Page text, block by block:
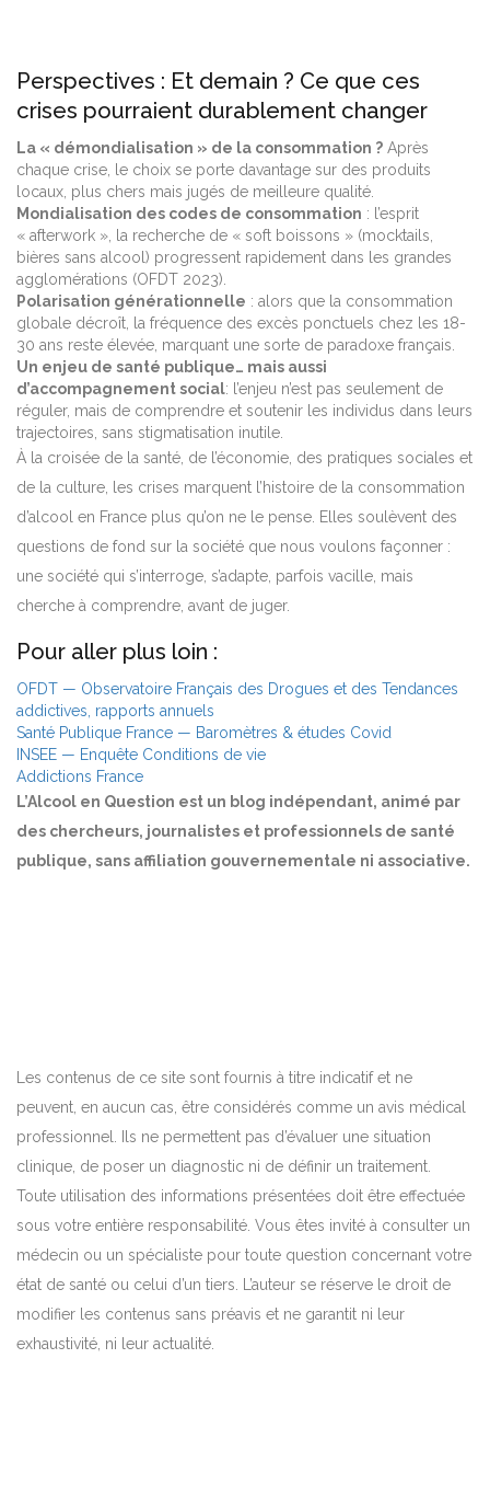
Perspectives : Et demain ? Ce que ces
crises pourraient durablement changer
La « démondialisation » de la consommation ? Après
chaque crise, le choix se porte davantage sur des produits
locaux, plus chers mais jugés de meilleure qualité.
Mondialisation des codes de consommation : l’esprit
« afterwork », la recherche de « soft boissons » (mocktails,
bières sans alcool) progressent rapidement dans les grandes
agglomérations (OFDT 2023).
Polarisation générationnelle : alors que la consommation
globale décroît, la fréquence des excès ponctuels chez les 18-
30 ans reste élevée, marquant une sorte de paradoxe français.
Un enjeu de santé publique… mais aussi
d’accompagnement social: l’enjeu n’est pas seulement de
réguler, mais de comprendre et soutenir les individus dans leurs
trajectoires, sans stigmatisation inutile.
À la croisée de la santé, de l’économie, des pratiques sociales et
de la culture, les crises marquent l’histoire de la consommation
d’alcool en France plus qu’on ne le pense. Elles soulèvent des
questions de fond sur la société que nous voulons façonner :
une société qui s’interroge, s’adapte, parfois vacille, mais
cherche à comprendre, avant de juger.
Pour aller plus loin :
OFDT — Observatoire Français des Drogues et des Tendances
addictives, rapports annuels
Santé Publique France — Baromètres & études Covid
INSEE — Enquête Conditions de vie
Addictions France
L’Alcool en Question est un blog indépendant, animé par
des chercheurs, journalistes et professionnels de santé
publique, sans affiliation gouvernementale ni associative.
Les contenus de ce site sont fournis à titre indicatif et ne
peuvent, en aucun cas, être considérés comme un avis médical
professionnel. Ils ne permettent pas d’évaluer une situation
clinique, de poser un diagnostic ni de définir un traitement.
Toute utilisation des informations présentées doit être effectuée
sous votre entière responsabilité. Vous êtes invité à consulter un
médecin ou un spécialiste pour toute question concernant votre
état de santé ou celui d’un tiers. L’auteur se réserve le droit de
modifier les contenus sans préavis et ne garantit ni leur
exhaustivité, ni leur actualité.